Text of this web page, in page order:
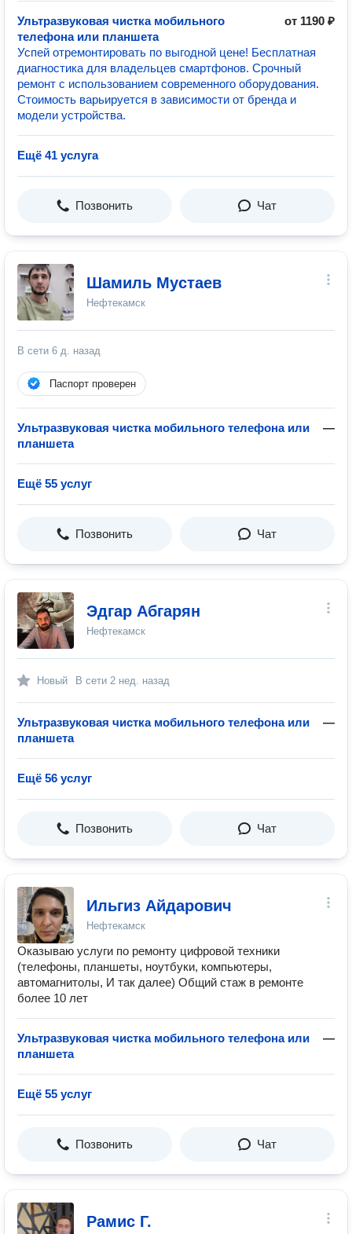
Ультразвуковая чистка мобильного
телефона или планшета
от 1190 ₽
Успей отремонтировать по выгодной цене! Бесплатная
диагностика для владельцев смартфонов. Срочный
ремонт с использованием современного оборудования.
Стоимость варьируется в зависимости от бренда и
модели устройства.
Ещё 41 услуга
Позвонить Чат
Шамиль Мустаев
Нефтекамск
В сети 6 д. назад
Паспорт проверен
Ультразвуковая чистка мобильного телефона или
планшета
—
Ещё 55 услуг
Позвонить Чат
Эдгар Абгарян
Нефтекамск
Новый В сети 2 нед. назад
Ультразвуковая чистка мобильного телефона или
планшета
—
Ещё 56 услуг
Позвонить Чат
Ильгиз Айдарович
Нефтекамск
Оказываю услуги по ремонту цифровой техники
(телефоны, планшеты, ноутбуки, компьютеры,
автомагнитолы, И так далее) Общий стаж в ремонте
более 10 лет
Ультразвуковая чистка мобильного телефона или
планшета
—
Ещё 55 услуг
Позвонить Чат
Рамис Г.